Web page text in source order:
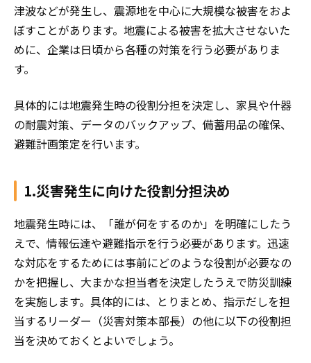
津波などが発生し、震源地を中心に大規模な被害をおよ
ぼすことがあります。地震による被害を拡大させないた
めに、企業は日頃から各種の対策を行う必要がありま
す。
具体的には地震発生時の役割分担を決定し、家具や什器
の耐震対策、データのバックアップ、備蓄用品の確保、
避難計画策定を行います。
1.災害発生に向けた役割分担決め
地震発生時には、「誰が何をするのか」を明確にしたう
えで、情報伝達や避難指示を行う必要があります。迅速
な対応をするためには事前にどのような役割が必要なの
かを把握し、大まかな担当者を決定したうえで防災訓練
を実施します。具体的には、とりまとめ、指示だしを担
当するリーダー（災害対策本部長）の他に以下の役割担
当を決めておくとよいでしょう。